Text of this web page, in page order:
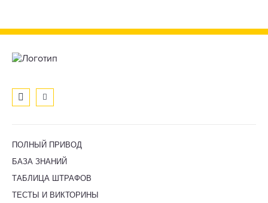
ПОЛНЫЙ ПРИВОД
БАЗА ЗНАНИЙ
ТАБЛИЦА ШТРАФОВ
ТЕСТЫ И ВИКТОРИНЫ